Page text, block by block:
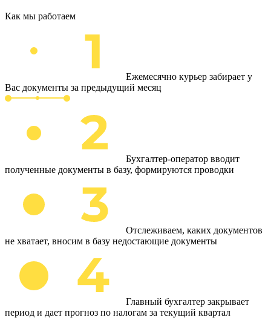
Как мы работаем
Ежемесячно курьер забирает у
Вас документы за предыдущий месяц
Бухгалтер-оператор вводит
полученные документы в базу, формируются проводки
Отслеживаем, каких документов
не хватает, вносим в базу недостающие документы
Главный бухгалтер закрывает
период и дает прогноз по налогам за текущий квартал